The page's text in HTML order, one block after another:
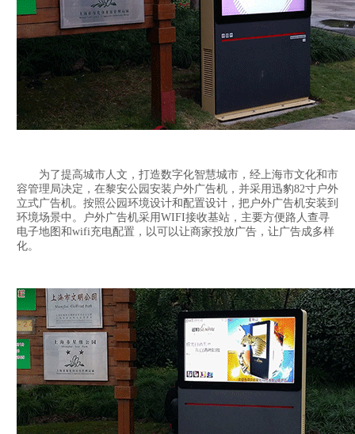
为了提高城市人文，打造数字化智慧城市，经上海市文化和市
容管理局决定，在黎安公园安装户外广告机，并采用迅豹82寸户外
立式广告机。按照公园环境设计和配置设计，把户外广告机安装到
环境场景中。户外广告机采用WIFI接收基站，主要方便路人查寻
电子地图和wifi充电配置，以可以让商家投放广告，让广告成多样
化。